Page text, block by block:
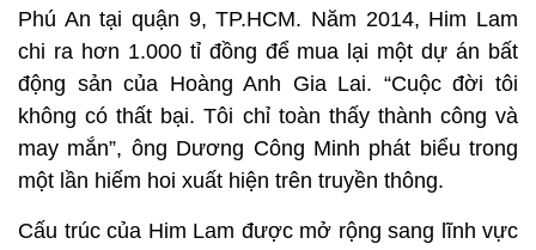
Phú An tại quận 9, TP.HCM. Năm 2014, Him Lam
chi ra hơn 1.000 tỉ đồng để mua lại một dự án bất
động sản của Hoàng Anh Gia Lai. “Cuộc đời tôi
không có thất bại. Tôi chỉ toàn thấy thành công và
may mắn”, ông Dương Công Minh phát biểu trong
một lần hiếm hoi xuất hiện trên truyền thông.
Cấu trúc của Him Lam được mở rộng sang lĩnh vực